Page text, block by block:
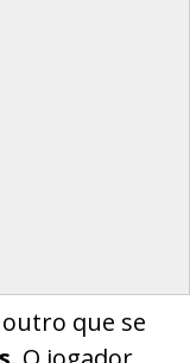
que se